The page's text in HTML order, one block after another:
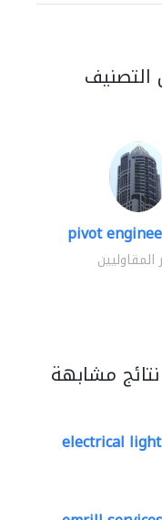
التصنيف
pivot
المقاوليين
نتائج مشابهة
electrical